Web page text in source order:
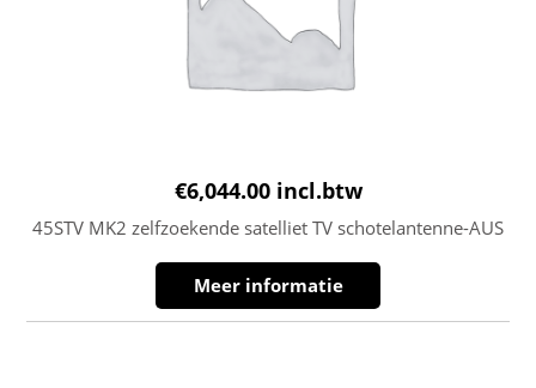
€6,044.00 incl.btw
45STV MK2 zelfzoekende satelliet TV schotelantenne-AUS
Meer informatie